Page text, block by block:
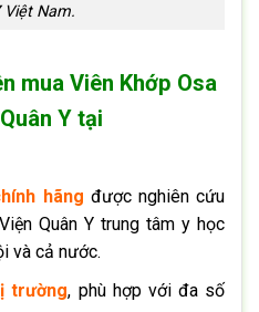
Việt Nam.
mua Viên Khớp Osa
Y tại
hãng được nghiên cứu
Quân Y trung tâm y học
và cả nước.
trường, phù hợp với đa số